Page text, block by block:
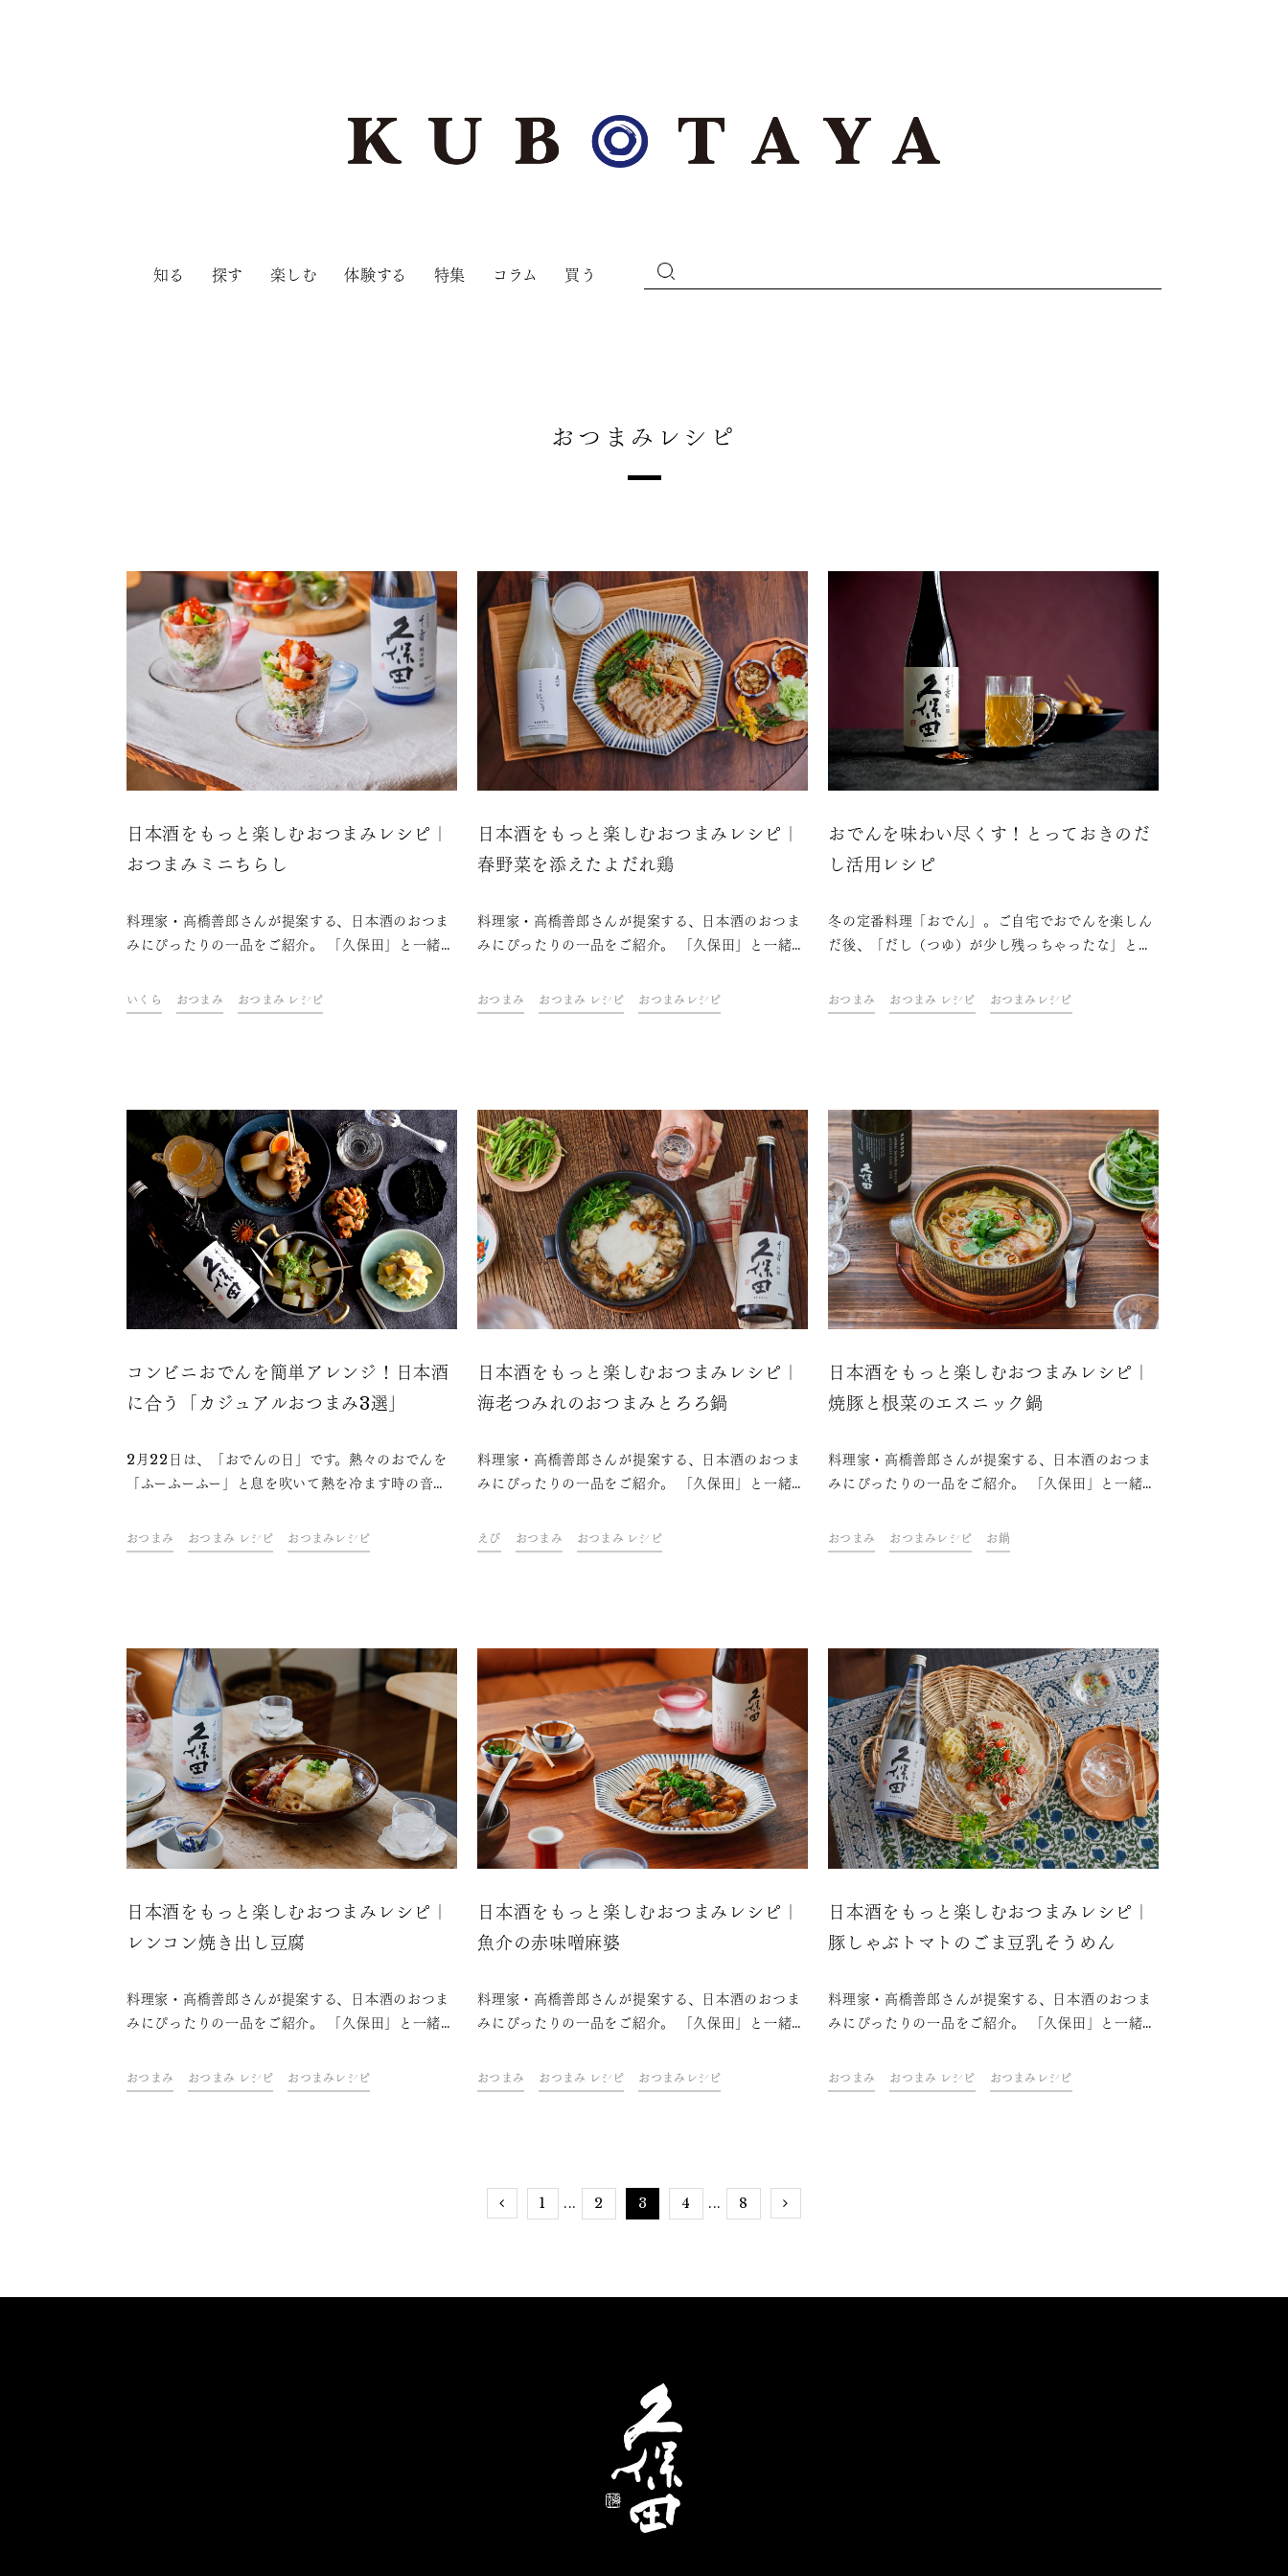
知る 探す 楽しむ 体験する 特集 コラム 買う
おつまみレシピ
日本酒をもっと楽しむおつまみレシピ｜
おつまみミニちらし
料理家・高橋善郎さんが提案する、日本酒のおつま
みにぴったりの一品をご紹介。 「久保田」と一緒
い。
いくら おつまみ おつまみ レシピ
日本酒をもっと楽しむおつまみレシピ｜
春野菜を添えたよだれ鶏
料理家・高橋善郎さんが提案する、日本酒のおつま
みにぴったりの一品をご紹介。 「久保田」と一緒
い。
おつまみ おつまみ レシピ おつまみレシピ
おでんを味わい尽くす！とっておきのだ
し活用レシピ
冬の定番料理「おでん」。ご自宅でおでんを楽しん
だ後、「だし（つゆ）が少し残っちゃったな」とい
ただしだからこそ、活用しない手はありません。ド
リンク&フードクリエイター・青山金魚さんが考え
おつまみ おつまみ レシピ おつまみレシピ
コンビニおでんを簡単アレンジ！日本酒
に合う「カジュアルおつまみ3選」
2月22日は、「おでんの日」です。熱々のおでんを
「ふーふーふー」と息を吹いて熱を冷ます時の音に
り、スーパーやコンビニで少量から購入可能なおで
んは、おつまみにも打って付け。今回は、ドリンク
もに楽しんでみませんか。
おつまみ おつまみ レシピ おつまみレシピ
日本酒をもっと楽しむおつまみレシピ｜
海老つみれのおつまみとろろ鍋
料理家・高橋善郎さんが提案する、日本酒のおつま
みにぴったりの一品をご紹介。 「久保田」と一緒
い。
えび おつまみ おつまみ レシピ
日本酒をもっと楽しむおつまみレシピ｜
焼豚と根菜のエスニック鍋
料理家・高橋善郎さんが提案する、日本酒のおつま
みにぴったりの一品をご紹介。 「久保田」と一緒
い。
おつまみ おつまみレシピ お鍋
日本酒をもっと楽しむおつまみレシピ｜
レンコン焼き出し豆腐
料理家・高橋善郎さんが提案する、日本酒のおつま
みにぴったりの一品をご紹介。 「久保田」と一緒
い。
おつまみ おつまみ レシピ おつまみレシピ
日本酒をもっと楽しむおつまみレシピ｜
魚介の赤味噌麻婆
料理家・高橋善郎さんが提案する、日本酒のおつま
みにぴったりの一品をご紹介。 「久保田」と一緒
い。
おつまみ おつまみ レシピ おつまみレシピ
日本酒をもっと楽しむおつまみレシピ｜
豚しゃぶトマトのごま豆乳そうめん
料理家・高橋善郎さんが提案する、日本酒のおつま
みにぴったりの一品をご紹介。 「久保田」と一緒
い。
おつまみ おつまみ レシピ おつまみレシピ
1 ... 2 3 4 ... 8